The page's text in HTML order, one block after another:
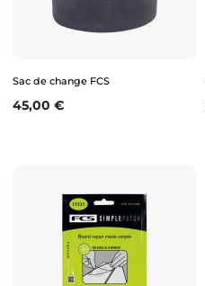
Sac de change FCS
Prix
45,00 €